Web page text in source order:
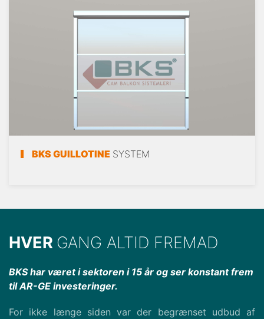
BKS GUILLOTINE SYSTEM
HVER GANG ALTID FREMAD
BKS har været i sektoren i 15 år og ser konstant frem
til AR-GE investeringer.
For ikke længe siden var der begrænset udbud af